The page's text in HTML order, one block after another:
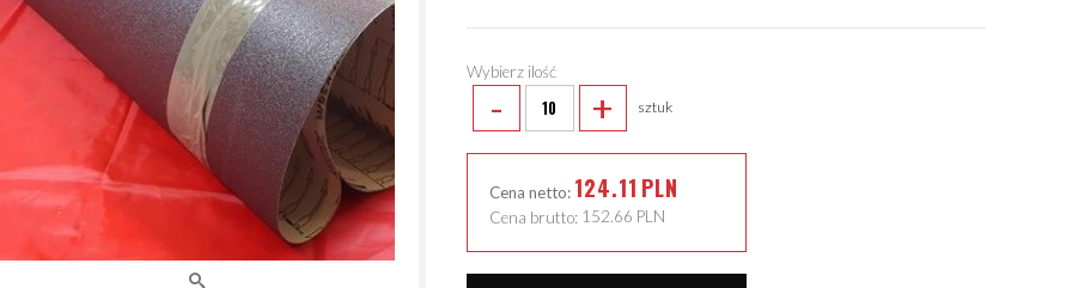
Wybierz ilość
- + sztuk
Cena netto: 124.11 PLN
Cena brutto: 152.66 PLN